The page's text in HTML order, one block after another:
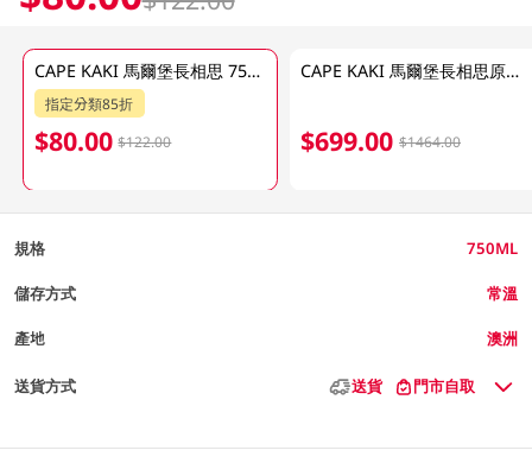
CAPE KAKI 馬爾堡長相思 750ML
指定分類85折
$80.00 $122.00
CAPE KAKI 馬爾堡長相思原箱 750ML X 12
$699.00 $1464.00
規格 750ML
儲存方式 常溫
產地 澳洲
送貨方式 送貨 門市自取